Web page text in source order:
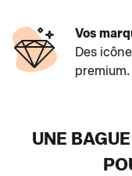
Vos
Des
UNE